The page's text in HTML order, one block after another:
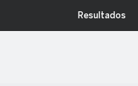
Resultados